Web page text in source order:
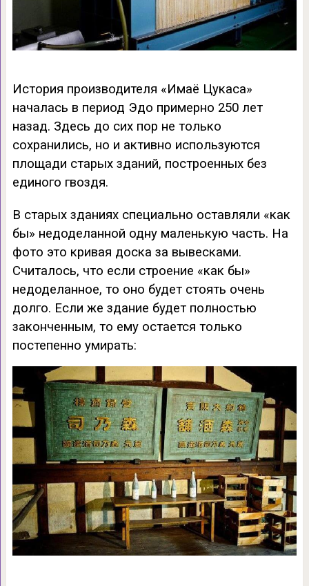
История производителя «Имаё Цукаса»
началась в период Эдо примерно 250 лет
назад. Здесь до сих пор не только
сохранились, но и активно используются
площади старых зданий, построенных без
единого гвоздя.
В старых зданиях специально оставляли «как
бы» недоделанной одну маленькую часть. На
фото это кривая доска за вывесками.
Считалось, что если строение «как бы»
недоделанное, то оно будет стоять очень
долго. Если же здание будет полностью
законченным, то ему остается только
постепенно умирать: